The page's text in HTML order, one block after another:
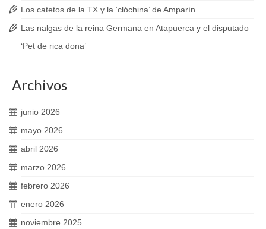
Los catetos de la TX y la ‘clóchina’ de Amparín
Las nalgas de la reina Germana en Atapuerca y el disputado
‘Pet de rica dona’
Archivos
junio 2026
mayo 2026
abril 2026
marzo 2026
febrero 2026
enero 2026
noviembre 2025